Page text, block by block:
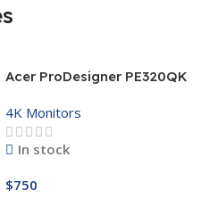
Acer ProDesigner PE320QK
4K Monitors
In stock
$750